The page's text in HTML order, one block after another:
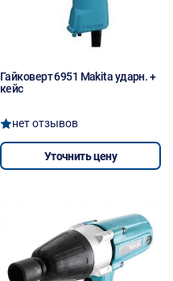
Гайковерт 6951 Makita ударн. +
кейс
нет отзывов
Уточнить цену